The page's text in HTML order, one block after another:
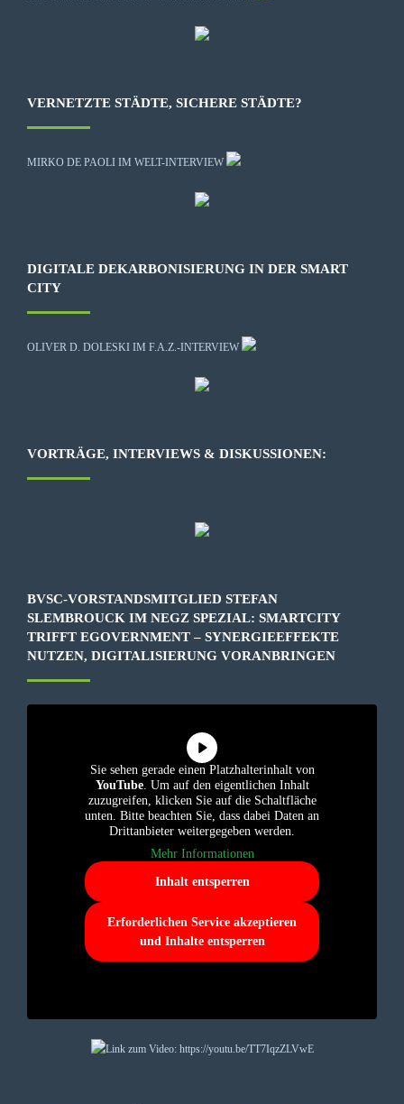
VERNETZTE STÄDTE, SICHERE STÄDTE?
MIRKO DE PAOLI IM WELT-INTERVIEW
DIGITALE DEKARBONISIERUNG IN DER SMART
CITY
OLIVER D. DOLESKI IM F.A.Z.-INTERVIEW
VORTRÄGE, INTERVIEWS & DISKUSSIONEN:
BVSC-VORSTANDSMITGLIED STEFAN
SLEMBROUCK IM NEGZ SPEZIAL: SMARTCITY
TRIFFT EGOVERNMENT – SYNERGIEEFFEKTE
NUTZEN, DIGITALISIERUNG VORANBRINGEN
Sie sehen gerade einen Platzhalterinhalt von
YouTube. Um auf den eigentlichen Inhalt
zuzugreifen, klicken Sie auf die Schaltfläche
unten. Bitte beachten Sie, dass dabei Daten an
Drittanbieter weitergegeben werden.
Mehr Informationen
Inhalt entsperren
Erforderlichen Service akzeptieren
und Inhalte entsperren